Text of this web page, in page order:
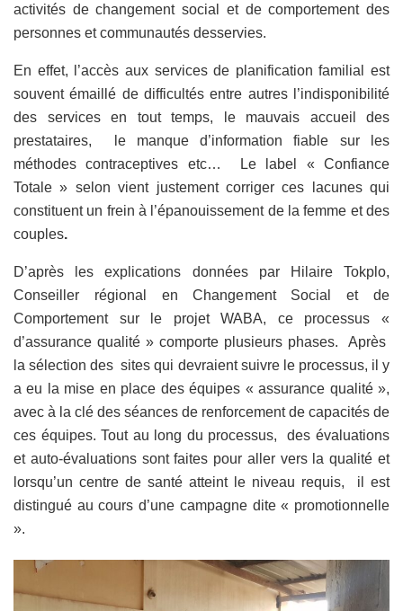
activités de changement social et de comportement des
personnes et communautés desservies.
En effet, l’accès aux services de planification familial est
souvent émaillé de difficultés entre autres l’indisponibilité
des services en tout temps, le mauvais accueil des
prestataires, le manque d’information fiable sur les
méthodes contraceptives etc… Le label « Confiance
Totale » selon vient justement corriger ces lacunes qui
constituent un frein à l’épanouissement de la femme et des
couples.
D’après les explications données par Hilaire Tokplo,
Conseiller régional en Changement Social et de
Comportement sur le projet WABA, ce processus «
d’assurance qualité » comporte plusieurs phases. Après
la sélection des sites qui devraient suivre le processus, il y
a eu la mise en place des équipes « assurance qualité »,
avec à la clé des séances de renforcement de capacités de
ces équipes. Tout au long du processus, des évaluations
et auto-évaluations sont faites pour aller vers la qualité et
lorsqu’un centre de santé atteint le niveau requis, il est
distingué au cours d’une campagne dite « promotionnelle
».